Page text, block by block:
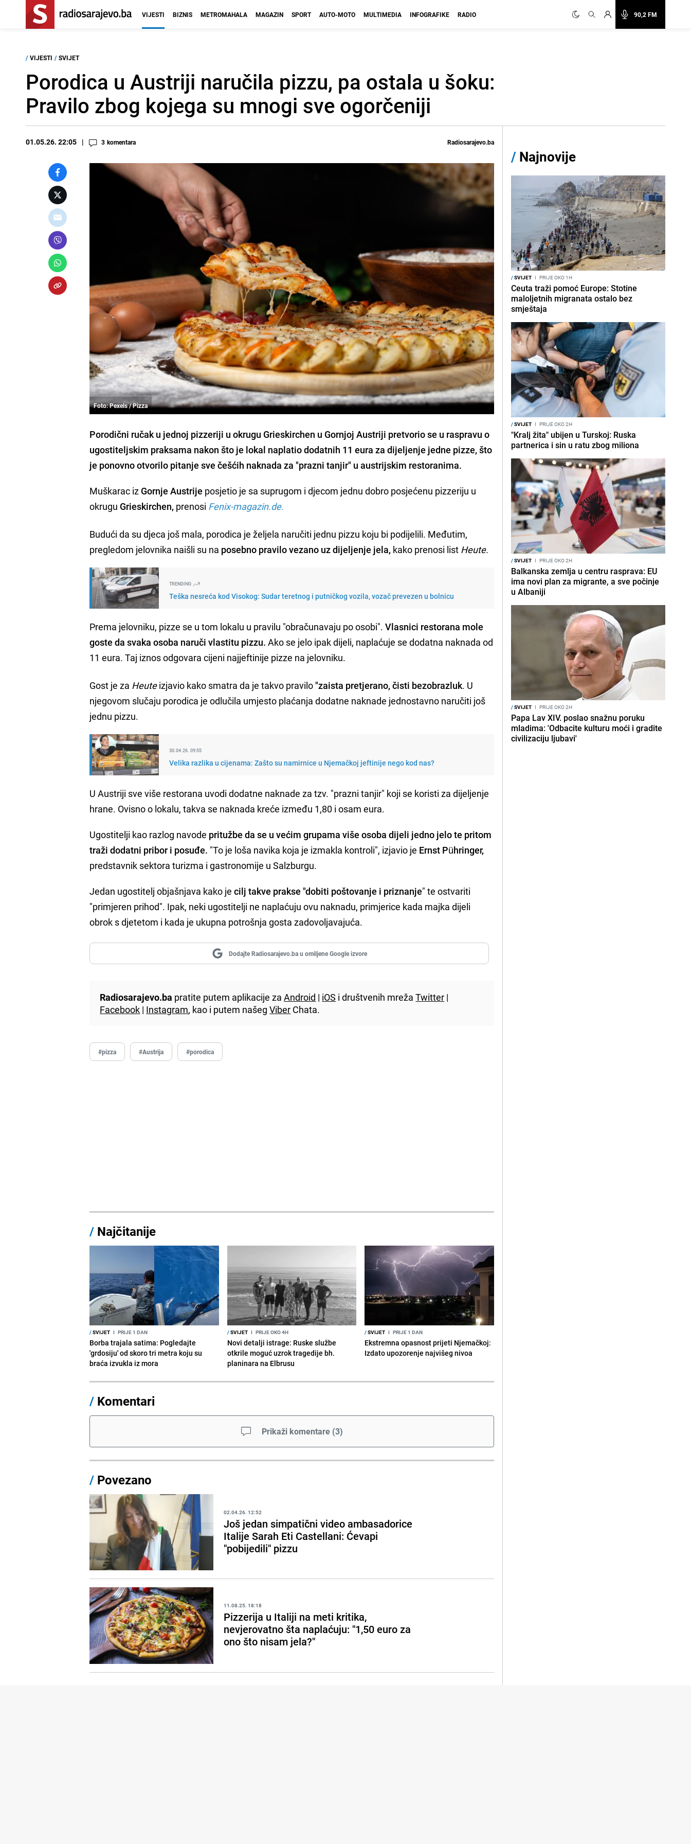
90,2 FM
VIJESTI BIZNIS METROMAHALA MAGAZIN SPORT AUTO-MOTO MULTIMEDIA INFOGRAFIKE RADIO
/ VIJESTI / SVIJET
Porodica u Austriji naručila pizzu, pa ostala u šoku:
Pravilo zbog kojega su mnogi sve ogorčeniji
01.05.26. 22:05 3 komentara Radiosarajevo.ba
Foto: Pexels / Pizza
Porodični ručak u jednoj pizzeriji u okrugu Grieskirchen u Gornjoj Austriji pretvorio se u raspravu o
ugostiteljskim praksama nakon što je lokal naplatio dodatnih 11 eura za dijeljenje jedne pizze, što
je ponovno otvorilo pitanje sve češćih naknada za "prazni tanjir" u austrijskim restoranima.
Muškarac iz Gornje Austrije posjetio je sa suprugom i djecom jednu dobro posjećenu pizzeriju u
okrugu Grieskirchen, prenosi Fenix-magazin.de.
Budući da su djeca još mala, porodica je željela naručiti jednu pizzu koju bi podijelili. Međutim,
pregledom jelovnika naišli su na posebno pravilo vezano uz dijeljenje jela, kako prenosi list Heute.
TRENDING
Teška nesreća kod Visokog: Sudar teretnog i putničkog vozila, vozač prevezen u bolnicu
Prema jelovniku, pizze se u tom lokalu u pravilu "obračunavaju po osobi".Vlasnici restorana mole
goste da svaka osoba naruči vlastitu pizzu. Ako se jelo ipak dijeli, naplaćuje se dodatna naknada od
11 eura. Taj iznos odgovara cijeni najjeftinije pizze na jelovniku.
Gost je za Heuteizjavio kako smatra da je takvo pravilo"zaista pretjerano, čisti bezobrazluk. U
njegovom slučaju porodica je odlučila umjesto plaćanja dodatne naknade jednostavno naručiti još
jednu pizzu.
30.04.26. 09:55
Velika razlika u cijenama: Zašto su namirnice u Njemačkoj jeftinije nego kod nas?
U Austriji sve više restorana uvodi dodatne naknade za tzv. "prazni tanjir" koji se koristi za dijeljenje
hrane. Ovisno o lokalu, takva se naknada kreće između 1,80 i osam eura.
Ugostitelji kao razlog navode pritužbe da se u većim grupama više osoba dijeli jedno jelo te pritom
traži dodatni pribor i posuđe. "To je loša navika koja je izmakla kontroli", izjavio je Ernst Pühringer,
predstavnik sektora turizma i gastronomije u Salzburgu.
Jedan ugostitelj objašnjava kako je cilj takve prakse "dobiti poštovanje i priznanje" te ostvariti
"primjeren prihod". Ipak, neki ugostitelji ne naplaćuju ovu naknadu, primjerice kada majka dijeli
obrok s djetetom i kada je ukupna potrošnja gosta zadovoljavajuća.
Dodajte Radiosarajevo.ba u omiljene Google izvore
Radiosarajevo.ba pratite putem aplikacije zaAndroid | iOS i društvenih mrežaTwitter |
Facebook | Instagram, kao i putem našegViber Chata.
#pizza #Austrija #porodica
/ Najčitanije
/SVIJET I PRIJE 1 DAN
Borba trajala satima: Pogledajte
'grdosiju' od skoro tri metra koju su
braća izvukla iz mora
/SVIJET I PRIJE OKO 4H
Novi detalji istrage: Ruske službe
otkrile moguć uzrok tragedije bh.
planinara na Elbrusu
/SVIJET I PRIJE 1 DAN
Ekstremna opasnost prijeti Njemačkoj:
Izdato upozorenje najvišeg nivoa
/ Komentari
Prikaži komentare (3)
/ Povezano
02.04.26. 12:52
Još jedan simpatični video ambasadorice
Italije Sarah Eti Castellani: Ćevapi
"pobijedili" pizzu
11.08.25. 18:18
Pizzerija u Italiji na meti kritika,
nevjerovatno šta naplaćuju: "1,50 euro za
ono što nisam jela?"
/ Najnovije
/SVIJET I PRIJE OKO 1H
Ceuta traži pomoć Europe: Stotine
maloljetnih migranata ostalo bez
smještaja
/SVIJET I PRIJE OKO 2H
"Kralj žita" ubijen u Turskoj: Ruska
partnerica i sin u ratu zbog miliona
/SVIJET I PRIJE OKO 2H
Balkanska zemlja u centru rasprava: EU
ima novi plan za migrante, a sve počinje
u Albaniji
/SVIJET I PRIJE OKO 2H
Papa Lav XIV. poslao snažnu poruku
mladima: 'Odbacite kulturu moći i gradite
civilizaciju ljubavi'